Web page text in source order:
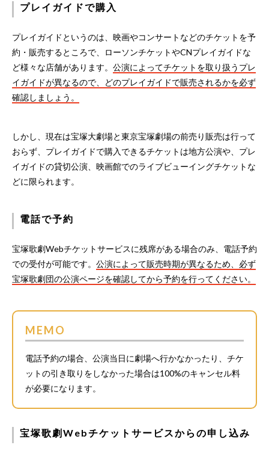
プレイガイドで購入
プレイガイドというのは、映画やコンサートなどのチケットを予
約・販売するところで、ローソンチケットやCNプレイガイドな
ど様々な店舗があります。 公演によってチケットを取り扱うプレ
イガイドが異なるので、どのプレイガイドで販売されるかを必ず
確認しましょう。
しかし、現在は宝塚大劇場と東京宝塚劇場の前売り販売は行って
おらず、プレイガイドで購入できるチケットは地方公演や、プレ
イガイドの貸切公演、映画館でのライブビューイングチケットな
どに限られます。
電話で予約
宝塚歌劇Webチケットサービスに残席がある場合のみ、電話予約
での受付が可能です。 公演によって販売時期が異なるため、必ず
宝塚歌劇団の公演ページを確認してから予約を行ってください。
MEMO
電話予約の場合、公演当日に劇場へ行かなかったり、チケ
ットの引き取りをしなかった場合は100%のキャンセル料
が必要になります。
宝塚歌劇Webチケットサービスからの申し込み